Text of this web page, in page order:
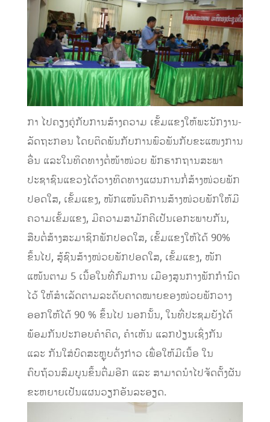
ກາ ໄປຄຽງຄູ່ກັບການສ້າງຄວາມ ເຂັ້ມແຂງໃຫ້ພະນັກງານ-
ລັດຖະກອນ ໂດຍຕິດພັນກັບການພົວພັນກັບຂະແໜງການ
ອື່ນ ແລະໃນທິດທາງຕໍ່ໜ້າໜ່ວຍ ພັກຮາກຖານສະພາ
ປະຊາຊົນແຂວງໄດ້ວາງທິດທາງແຜນການກໍ່ສ້າງໜ່ວຍພັກ
ປອດໃສ, ເຂັ້ມແຂງ, ໜັກແໜ້ນຄືການສ້າງໜ່ວຍພັກໃຫ້ມີ
ຄວາມເຂັ້ມແຂງ, ມີຄວາມສາມັກຄີເປັນເອກະພາບກັນ,
ສືບຕໍ່ສ້າງສະມາຊິກພັກປອດໃສ, ເຂັ້ມແຂງໃຫ້ໄດ້ 90%
ຂຶ້ນໄປ, ສູ້ຊົນສ້າງໜ່ວຍພັກປອດໃສ, ເຂັ້ມແຂງ, ໜັກ
ແໜ້ນຕາມ 5 ເນື້ອໃນທີ່ກົມການ ເມືອງສູນກາງພັກກໍານົດ
ໄວ້ ໃຫ້ສໍາເລັດຕາມລະດັບຄາດໝາຍຂອງໜ່ວຍພັກວາງ
ອອກໃຫ້ໄດ້ 90 % ຂຶ້ນໄປ ນອກນັ້ນ, ໃນທີ່ປະຊມຍັງໄດ້
ພ້ອມກັນປະກອບຄໍາຄິດ, ຄໍາເຫັນ ແລກປ່ຽນເຊິ່ງກັນ
ແລະ ກັນໃສ່ບົດສະຫຼຸບດັ່ງກ່າວ ເພື່ອໃຫ້ມີເນື້ອ ໃນ
ຄົບຖ້ວນສົມບູນຂຶ້ນຕື່ມອີກ ແລະ ສາມາດນໍາໄປຈັດຕັ້ງຜັນ
ຂະຫຍາຍເປັນແຜນວຽກອັນລະອຽດ.